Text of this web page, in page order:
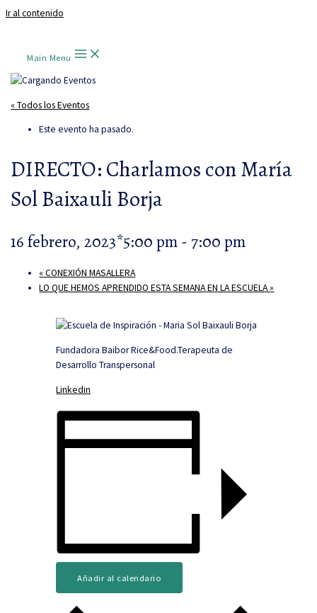
Ir al contenido
Main Menu
« Todos los Eventos
Este evento ha pasado.
DIRECTO: Charlamos con María
Sol Baixauli Borja
16 febrero, 2023*5:00 pm- 7:00 pm
«CONEXIÓN MASALLERA
LO QUE HEMOS APRENDIDO ESTA SEMANA EN LA ESCUELA»
Fundadora Baibor Rice&Food.Terapeuta de
Desarrollo Transpersonal
Linkedin
Añadir al calendario